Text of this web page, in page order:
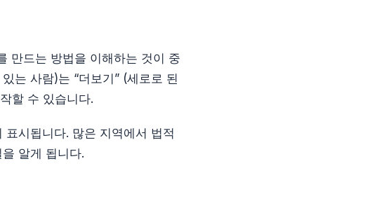
만드는 방법을 이해하는 것이 중
는 사람)는 “더보기” (세로로 된
할 수 있습니다.
시됩니다. 많은 지역에서 법적
알게 됩니다.